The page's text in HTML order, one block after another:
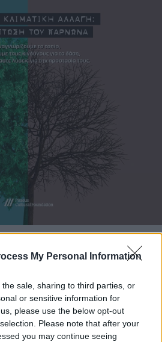
My Personal Information
sale, sharing to third parties, or
or sensitive information for
please use the below opt-out
Please note that after your
you may continue seeing
εκδήλωσης θα
της κλιματικής αλλαγής
θα παρουσιαστούν οι
την ενίσχυση της
στην κλιματική αλλαγή.